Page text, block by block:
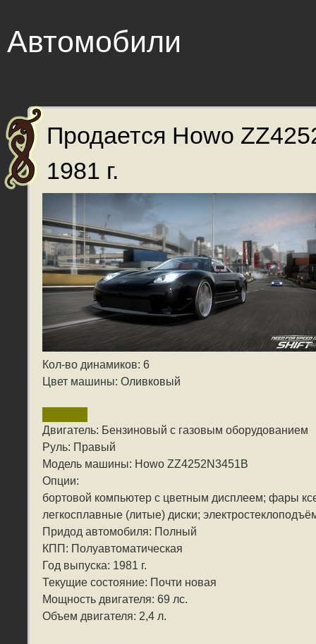
Автомобили
Продается Howo
1981 г.
Кол-во динамиков: 6
Цвет машины: Оливковый
Двигатель: Бензиновый с газовым оборудованием
Руль: Правый
Модель машины: Howo ZZ4252N3451B
Опции:
бортовой компьютер с цветным дисплеем; фары
легкосплавные (литые) диски;
Придод автомобиля: Полный
КПП: Полуавтоматическая
Год выпуска: 1981 г.
Текущие состояние: Почти новая
Мощность двигателя: 69 лс.
Объем двигателя: 2,4 л.